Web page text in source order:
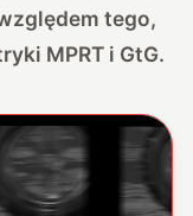
tego,
MPRT i GtG.